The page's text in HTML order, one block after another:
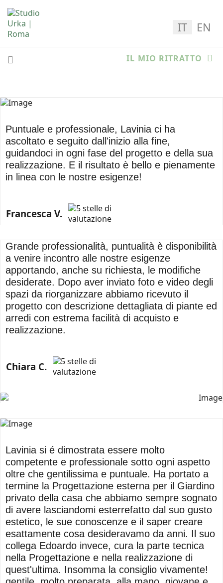
Seleziona
IT EN
IL MIO RITRATTO
Puntuale e professionale, Lavinia ci ha
ascoltato e seguito dall'inizio alla fine,
guidandoci in ogni fase del progetto e della sua
realizzazione. E il risultato è bello e pienamente
in linea con le nostre esigenze!
Francesca V.
Grande professionalità, puntualità è disponibilità
a venire incontro alle nostre esigenze
apportando, anche su richiesta, le modifiche
desiderate. Dopo aver inviato foto e video degli
spazi da riorganizzare abbiamo ricevuto il
progetto con descrizione dettagliata di piante ed
arredi con estrema facilità di acquisto e
realizzazione.
Chiara C.
Lavinia si é dimostrata essere molto
competente e professionale sotto ogni aspetto
oltre che gentilissima e puntuale. Ha portato a
termine la Progettazione esterna per il Giardino
privato della casa che abbiamo sempre sognato
di avere lasciandomi esterrefatto dal suo gusto
estetico, le sue conoscenze e il saper creare
esattamente cosa desideravamo da anni. Il suo
collega Edoardo invece, cura la parte tecnica
nella Progettazione e nella realizzazione di
quest'ultima. Insomma la consiglio vivamente!